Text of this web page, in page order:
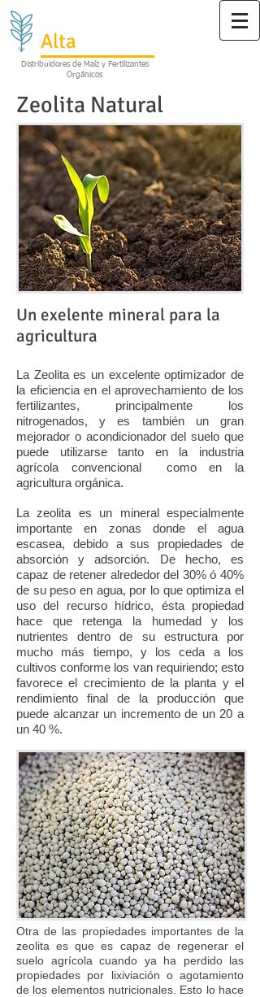
Alta
Distribuidores de Maíz y Fertilizantes
Orgánicos
Zeolita Natural
Otra de las propiedades importantes de la
zeolita es que es capaz de regenerar el
suelo agrícola cuando ya ha perdido las
propiedades por lixiviación o agotamiento
de los elementos nutricionales. Esto lo hace
Un exelente mineral para la
agricultura
La Zeolita es un excelente optimizador de
la eficiencia en el aprovechamiento de los
fertilizantes, principalmente los
nitrogenados, y es también un gran
mejorador o acondicionador del suelo que
puede utilizarse tanto en la industria
agrícola convencional como en la
agricultura orgánica.
La zeolita es un mineral especialmente
importante en zonas donde el agua
escasea, debido a sus propiedades de
absorción y adsorción. De hecho, es
capaz de retener alrededor del 30% ó 40%
de su peso en agua, por lo que optimiza el
uso del recurso hídrico, ésta propiedad
hace que retenga la humedad y los
nutrientes dentro de su estructura por
mucho más tiempo, y los ceda a los
cultivos conforme los van requiriendo; esto
favorece el crecimiento de la planta y el
rendimiento final de la producción que
puede alcanzar un incremento de un 20 a
un 40 %.